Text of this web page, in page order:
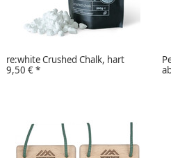
re:white Crushed Chalk, hart
9,50 €*